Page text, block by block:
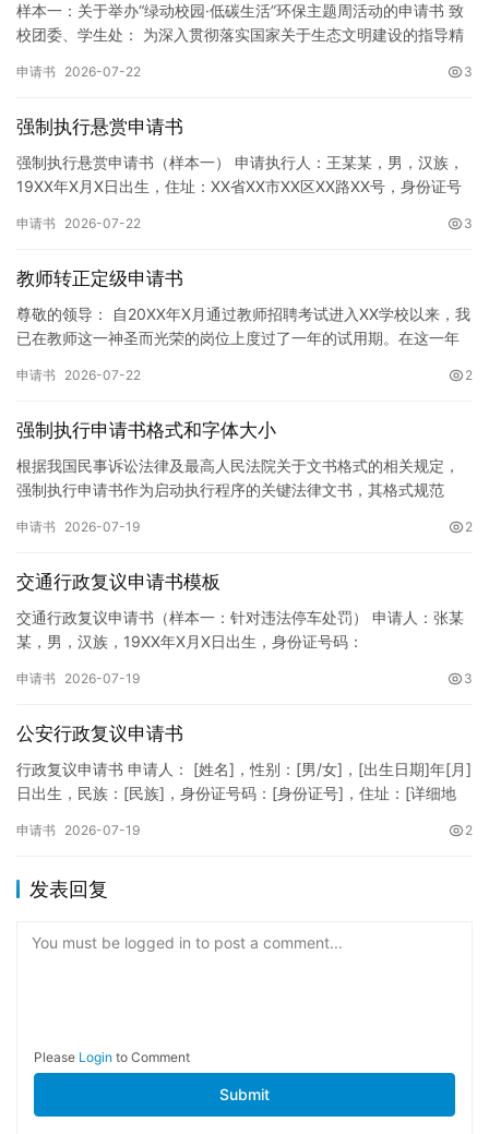
样本一：关于举办“绿动校园·低碳生活”环保主题周活动的申请书 致
校团委、学生处： 为深入贯彻落实国家关于生态文明建设的指导精
申请书 2026-07-22 3
强制执行悬赏申请书
强制执行悬赏申请书（样本一） 申请执行人：王某某，男，汉族，
19XX年X月X日出生，住址：XX省XX市XX区XX路XX号，身份证号
申请书 2026-07-22 3
教师转正定级申请书
尊敬的领导： 自20XX年X月通过教师招聘考试进入XX学校以来，我
已在教师这一神圣而光荣的岗位上度过了一年的试用期。在这一年
申请书 2026-07-22 2
强制执行申请书格式和字体大小
根据我国民事诉讼法律及最高人民法院关于文书格式的相关规定，
强制执行申请书作为启动执行程序的关键法律文书，其格式规范
纸张与…
申请书 2026-07-19 2
交通行政复议申请书模板
交通行政复议申请书（样本一：针对违法停车处罚） 申请人：张某
某，男，汉族，19XX年X月X日出生，身份证号码：
申请书 2026-07-19 3
公安行政复议申请书
行政复议申请书 申请人： [姓名]，性别：[男/女]，[出生日期]年[月]
日出生，民族：[民族]，身份证号码：[身份证号]，住址：[详细地
申请书 2026-07-19 2
发表回复
You must be logged in to post a comment...
Please Login to Comment
Submit